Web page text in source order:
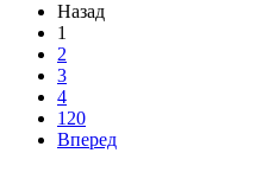
Назад
1
2
3
4
120
Вперед